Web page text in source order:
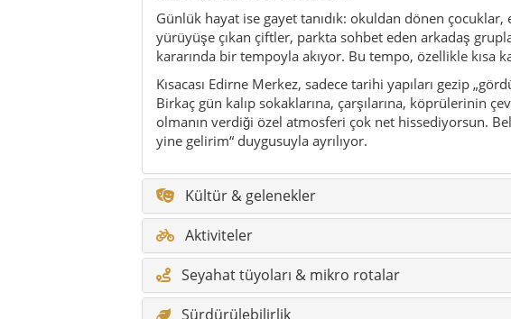
Günlük hayat ise gayet tanıdık: okuldan dönen
yürüyüşe çıkan çiftler, parkta sohbet eden arkadaş
kararında bir tempoyla akıyor. Bu tempo, özellikle kısa
Kısacası Edirne Merkez, sadece tarihi yapıları gezip
Birkaç gün kalıp sokaklarına, çarşılarına, köprülerinin
olmanın verdiği özel atmosferi çok net hissediyorsun.
yine gelirim“ duygusuyla ayrılıyor.
Kültür & gelenekler
Aktiviteler
Seyahat tüyoları & mikro rotalar
Sürdürülebilirlik